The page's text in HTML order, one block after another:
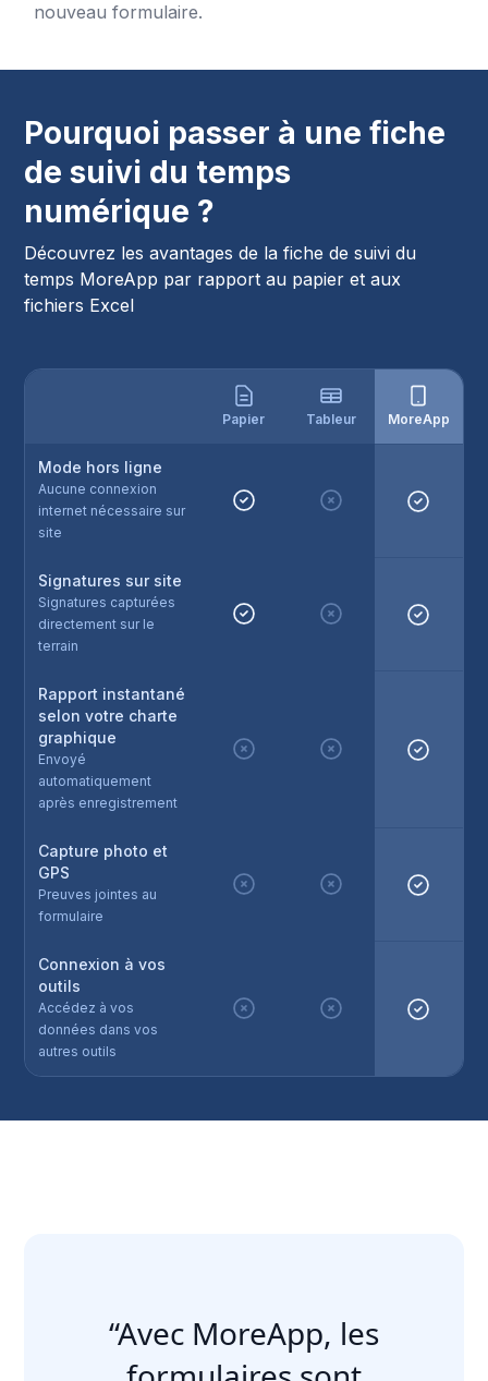
nouveau formulaire.
Pourquoi passer à une fiche
de suivi du temps
numérique ?
Découvrez les avantages de la fiche de suivi du
temps MoreApp par rapport au papier et aux
fichiers Excel
Papier Tableur MoreApp
Mode hors ligne
Aucune connexion
internet nécessaire sur
site
Signatures sur site
Signatures capturées
directement sur le
terrain
Rapport instantané
selon votre charte
graphique
Envoyé
automatiquement
après enregistrement
Capture photo et
GPS
Preuves jointes au
formulaire
Connexion à vos
outils
Accédez à vos
données dans vos
autres outils
“Avec MoreApp, les